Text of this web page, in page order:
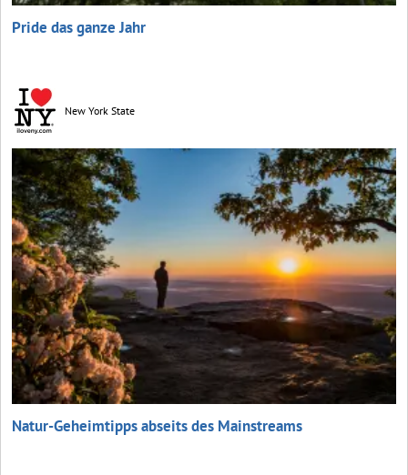
Pride das ganze Jahr
New York State
Natur-Geheimtipps abseits des Mainstreams